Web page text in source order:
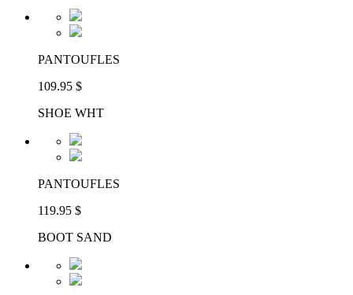
PANTOUFLES
109.95 $
SHOE WHT
PANTOUFLES
119.95 $
BOOT SAND